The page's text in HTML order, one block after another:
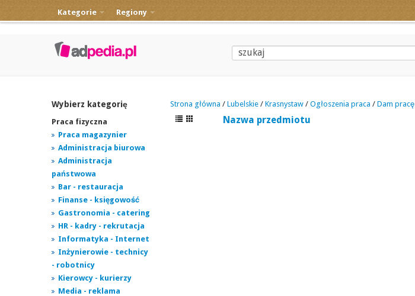
Kategorie Regiony
Wybierz kategorię
Praca fizyczna
Praca magazynier
Administracja biurowa
Administracja
państwowa
Bar - restauracja
Finanse - księgowość
Gastronomia - catering
HR - kadry - rekrutacja
Informatyka - Internet
Inżynierowie - technicy
- robotnicy
Kierowcy - kurierzy
Media - reklama
Strona główna / Lubelskie / Krasnystaw / Ogłoszenia praca / Dam pracę
Nazwa przedmiotu